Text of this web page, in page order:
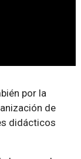
por la
de
didácticos